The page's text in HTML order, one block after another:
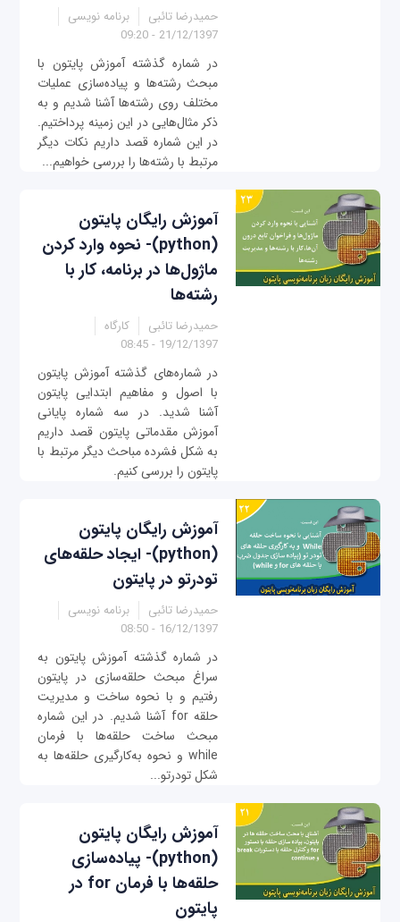
حمیدرضا تائبی
برنامه نویسی
21/12/1397 - 09:20
در شماره گذشته آموزش پایتون با
مبحث رشته‌ها و پیاده‌سازی عملیات
مختلف روی رشته‌ها آشنا شدیم و به
ذکر مثال‌هایی در این زمینه پرداختیم.
در این شماره قصد داریم نکات دیگر
مرتبط با رشته‌ها را بررسی خواهیم...
آموزش رایگان پایتون
(python)- نحوه وارد کردن
ماژول‌ها در برنامه، کار با
رشته‌ها
حمیدرضا تائبی
کارگاه
19/12/1397 - 08:45
در شماره‌های گذشته آموزش پایتون
با اصول و مفاهیم ابتدایی پایتون
آشنا شدید. در سه شماره پایانی
آموزش مقدماتی پایتون قصد داریم
به شکل فشرده مباحث دیگر مرتبط با
پایتون را بررسی کنیم.
آموزش رایگان پایتون
(python)- ایجاد حلقه‌های
تودرتو در پایتون
حمیدرضا تائبی
برنامه نویسی
16/12/1397 - 08:50
در شماره گذشته آموزش پایتون به
سراغ مبحث حلقه‌سازی در پایتون
رفتیم و با نحوه ساخت و مدیریت
حلقه for آشنا شدیم. در این شماره
مبحث ساخت حلقه‌ها با فرمان
while و نحوه به‌کارگیری حلقه‌ها به
شکل تودرتو...
آموزش رایگان پایتون
(python)- پیاده‌سازی
حلقه‌ها با فرمان for در
پایتون